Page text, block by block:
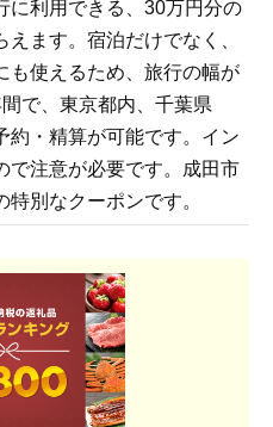
に利用できる、30万円分の
ます。宿泊だけでなく、
も使えるため、旅行の幅が
で、東京都内、千葉県
約・精算が可能です。イン
で注意が必要です。成田市
別なクーポンです。